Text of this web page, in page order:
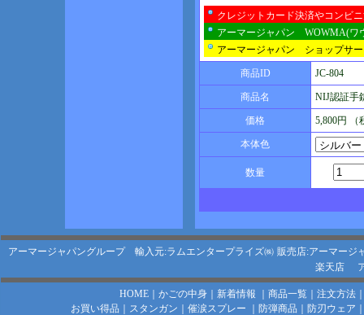
クレジットカード決済やコンビ
アーマージャパン WOWMA(ワ
アーマージャパン ショップサ
商品ID JC-804
商品名 NIJ認証手
価格 5,800円 （
本体色
数量
アーマージャパングループ 輸入元:ラムエンタープライズ㈱ 販売店:アーマージ
楽天店
HOME｜ かごの中身｜ 新着情報 商品一覧｜ 注文方法
お買い得品
スタンガン 催涙スプレー 防弾商品 防刃ウェア